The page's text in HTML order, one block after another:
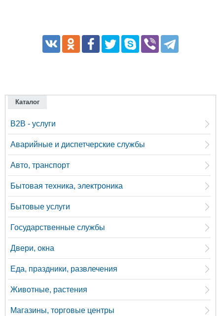
Каталог
B2B - услуги
Аварийные и диспетчерские службы
Авто, транспорт
Бытовая техника, электроника
Бытовые услуги
Государственные службы
Двери, окна
Еда, праздники, развлечения
Животные, растения
Магазины, торговые центры